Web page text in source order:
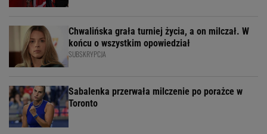
Chwalińska grała turniej życia, a on milczał. W
końcu o wszystkim opowiedział
SUBSKRYPCJA
Sabalenka przerwała milczenie po porażce w
Toronto